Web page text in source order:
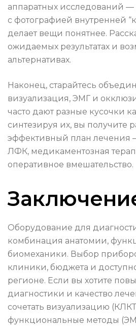
аппаратных исследований —
с фотографией внутренней
делает вещи понятнее.
ожидаемых результатах и
альтернативах.
Наконец, старайтесь
визуализация, ЭМГ и
часто дают разные кусочки
синтезируя их, вы получите
эффективный план лечения
ЛФК, медикаментозная
оперативное вмешательство.
Оборудование для
комбинация анатомии,
биомеханики. Выбор
клиники, бюджета и
регионе. Если вы хотите
диагностики и качество
сочетать визуализацию
функциональные методы